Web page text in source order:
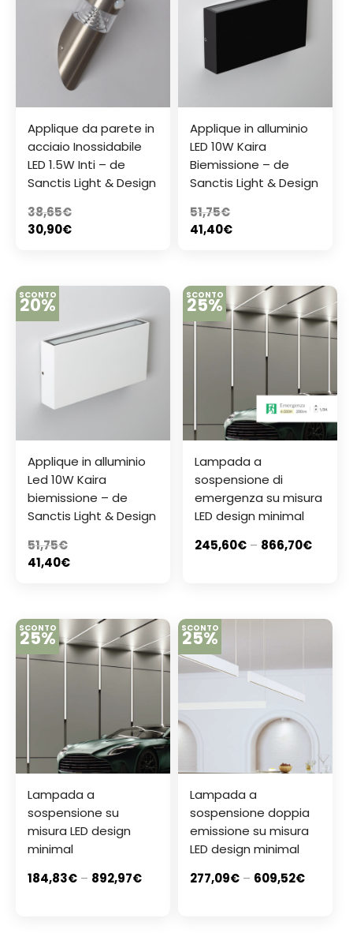
Applique da parete in
acciaio Inossidabile
LED 1.5W Inti – de
Sanctis Light & Design
38,65€
30,90€
Applique in alluminio
LED 10W Kaira
Biemissione – de
Sanctis Light & Design
51,75€
41,40€
SCONTO
20%
Applique in alluminio
Led 10W Kaira
biemissione – de
Sanctis Light & Design
51,75€
41,40€
SCONTO
25%
Lampada a
sospensione di
emergenza su misura
LED design minimal
245,60€ – 866,70€
SCONTO
25%
Lampada a
sospensione su
misura LED design
minimal
184,83€ – 892,97€
SCONTO
25%
Lampada a
sospensione doppia
emissione su misura
LED design minimal
277,09€ – 609,52€